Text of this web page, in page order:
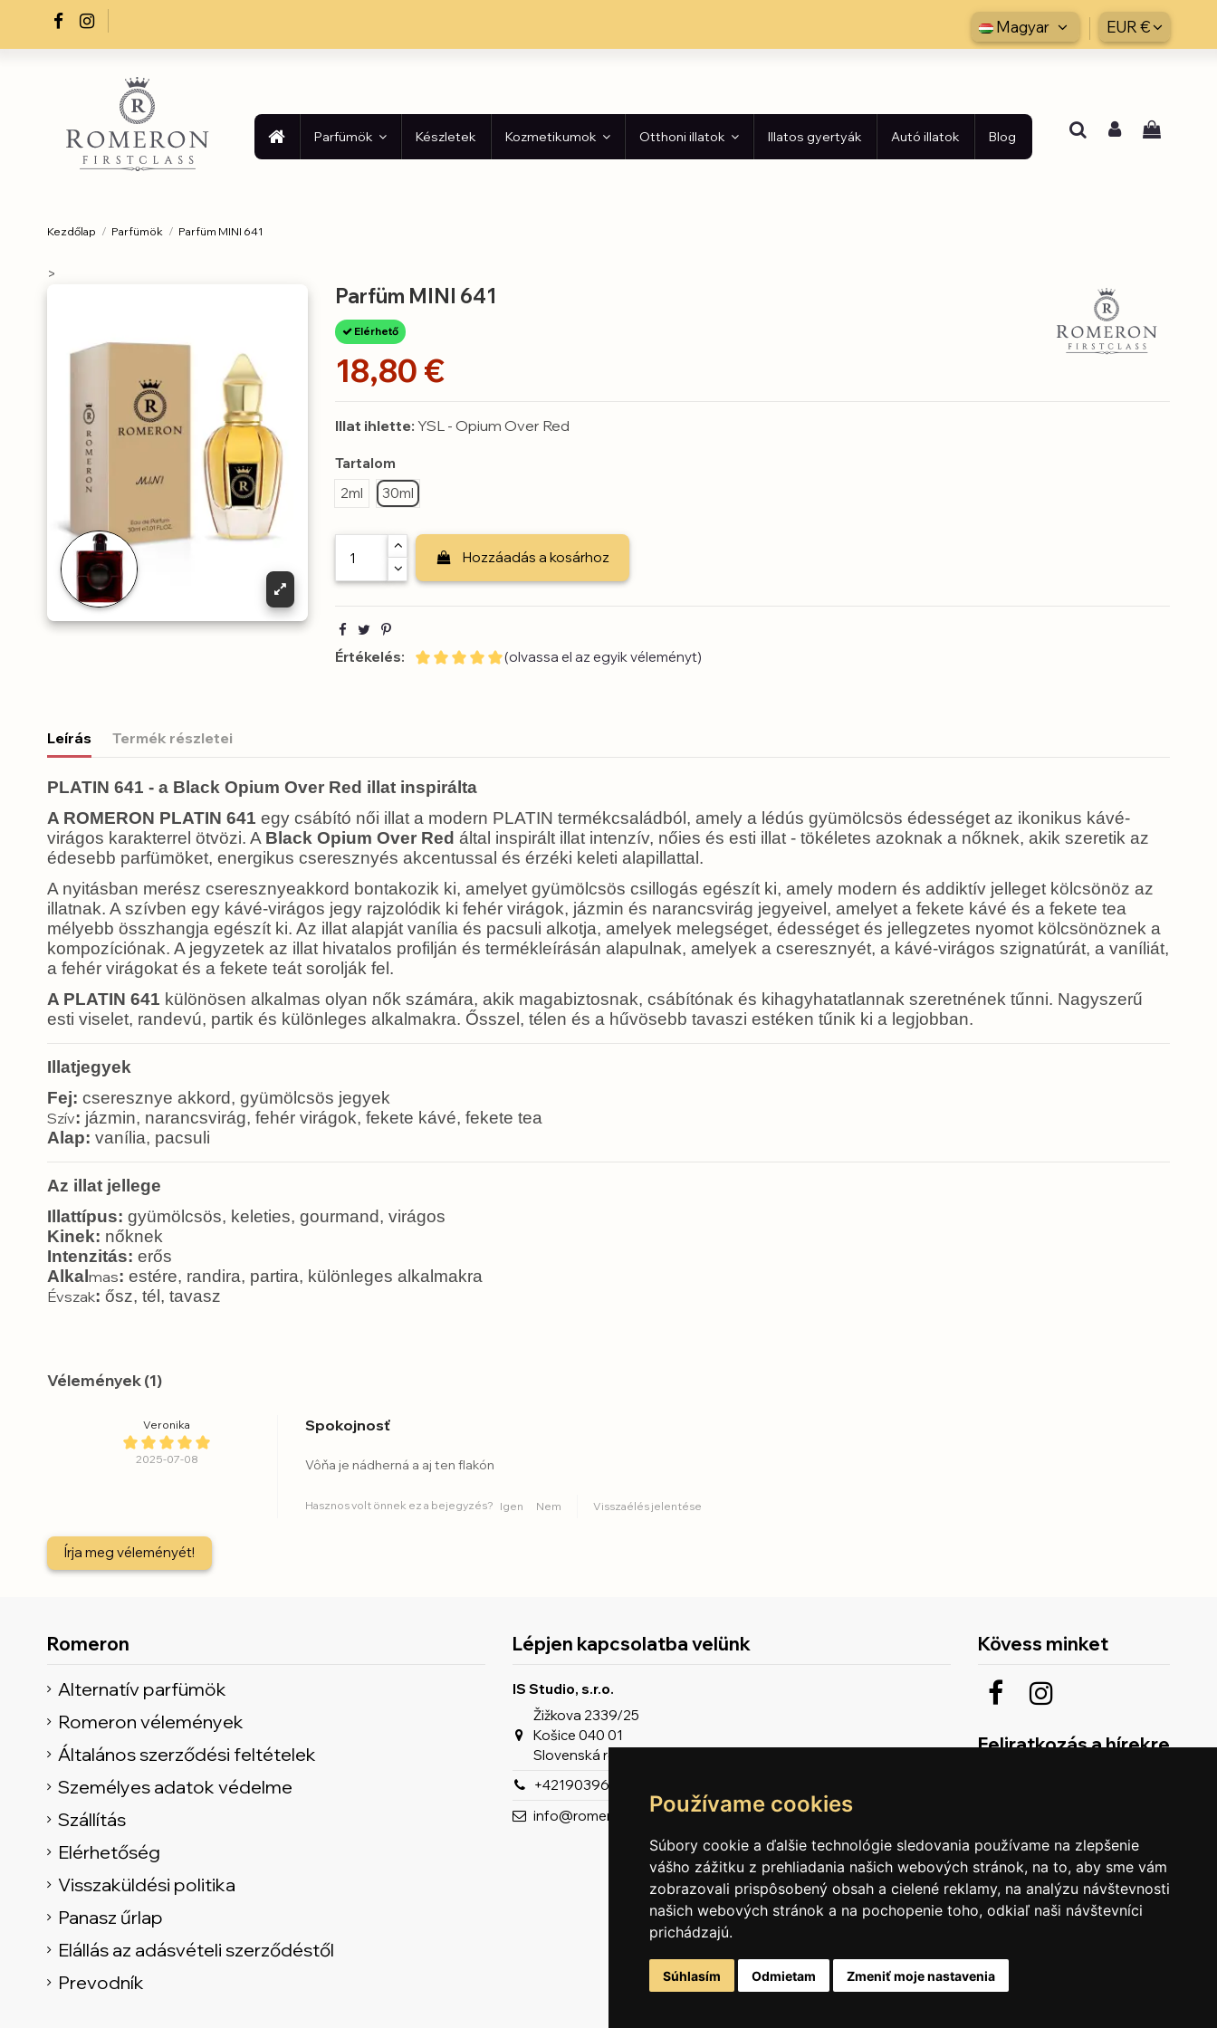
Používame cookies
Súbory cookie a ďalšie technológie sledovania používame na zlepšenie
vášho zážitku z prehliadania našich webových stránok, na to, aby sme vám
zobrazovali prispôsobený obsah a cielené reklamy, na analýzu návštevnosti
našich webových stránok a na pochopenie toho, odkiaľ naši návštevníci
prichádzajú.
Súhlasím Odmietam Zmeniť moje nastavenia
Magyar EUR €
Parfümök Készletek Kozmetikumok Otthoni illatok Illatos gyertyák Autó illatok Blog
Kezdőlap Parfümök Parfüm MINI 641
>
Parfüm MINI 641
Elérhető
18,80 €
Illat ihlette: YSL - Opium Over Red
Tartalom
2ml
30ml
Hozzáadás a kosárhoz
Értékelés: (olvassa el az egyik véleményt)
Leírás Termék részletei
PLATIN 641 - a Black Opium Over Red illat inspirálta
A ROMERON PLATIN 641 egy csábító női illat a modern PLATIN termékcsaládból, amely a lédús gyümölcsös édességet az ikonikus kávé-
virágos karakterrel ötvözi. A Black Opium Over Red által inspirált illat intenzív, nőies és esti illat - tökéletes azoknak a nőknek, akik szeretik az
édesebb parfümöket, energikus cseresznyés akcentussal és érzéki keleti alapillattal.
A nyitásban merész cseresznyeakkord bontakozik ki, amelyet gyümölcsös csillogás egészít ki, amely modern és addiktív jelleget kölcsönöz az
illatnak. A szívben egy kávé-virágos jegy rajzolódik ki fehér virágok, jázmin és narancsvirág jegyeivel, amelyet a fekete kávé és a fekete tea
mélyebb összhangja egészít ki. Az illat alapját vanília és pacsuli alkotja, amelyek melegséget, édességet és jellegzetes nyomot kölcsönöznek a
kompozíciónak. A jegyzetek az illat hivatalos profilján és termékleírásán alapulnak, amelyek a cseresznyét, a kávé-virágos szignatúrát, a vaníliát,
a fehér virágokat és a fekete teát sorolják fel.
A PLATIN 641 különösen alkalmas olyan nők számára, akik magabiztosnak, csábítónak és kihagyhatatlannak szeretnének tűnni. Nagyszerű
esti viselet, randevú, partik és különleges alkalmakra. Ősszel, télen és a hűvösebb tavaszi estéken tűnik ki a legjobban.
Illatjegyek
Fej: cseresznye akkord, gyümölcsös jegyek
Szív: jázmin, narancsvirág, fehér virágok, fekete kávé, fekete tea
Alap: vanília, pacsuli
Az illat jellege
Illattípus: gyümölcsös, keleties, gourmand, virágos
Kinek: nőknek
Intenzitás: erős
Alkal mas: estére, randira, partira, különleges alkalmakra
Évszak: ősz, tél, tavasz
Vélemények (1)
Veronika
2025-07-08
Spokojnosť
Vôňa je nádherná a aj ten flakón
Hasznos volt önnek ez a bejegyzés? Igen Nem Visszaélés jelentése
Írja meg véleményét!
Romeron
Alternatív parfümök
Romeron vélemények
Általános szerződési feltételek
Személyes adatok védelme
Szállítás
Elérhetőség
Visszaküldési politika
Panasz űrlap
Elállás az adásvételi szerződéstől
Prevodník
Lépjen kapcsolatba velünk
IS Studio, s.r.o.
Žižkova 2339/25
Košice 040 01
Slovenská republika
+421903963929
info@romeron.sk
Kövess minket
Feliratkozás a hírekre